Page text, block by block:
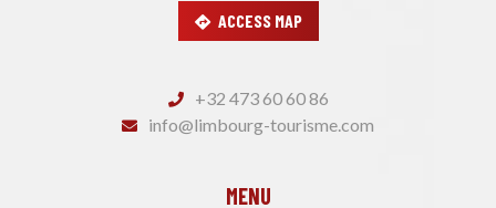
ACCESS MAP
+32 473 60 60 86
info@limbourg-tourisme.com
MENU